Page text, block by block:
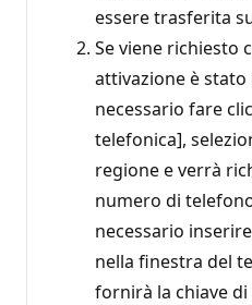
essere trasferita
Se viene richiesto
attivazione è
necessario fare
telefonica],
regione e verrà
numero di
necessario
nella finestra del
fornirà la chiave